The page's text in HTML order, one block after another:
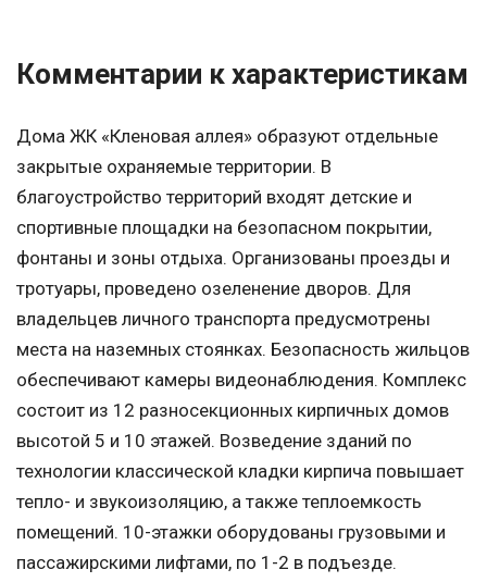
Комментарии к характеристикам
Дома ЖК «Кленовая аллея» образуют отдельные
закрытые охраняемые территории. В
благоустройство территорий входят детские и
спортивные площадки на безопасном покрытии,
фонтаны и зоны отдыха. Организованы проезды и
тротуары, проведено озеленение дворов. Для
владельцев личного транспорта предусмотрены
места на наземных стоянках. Безопасность жильцов
обеспечивают камеры видеонаблюдения. Комплекс
состоит из 12 разносекционных кирпичных домов
высотой 5 и 10 этажей. Возведение зданий по
технологии классической кладки кирпича повышает
тепло- и звукоизоляцию, а также теплоемкость
помещений. 10-этажки оборудованы грузовыми и
пассажирскими лифтами, по 1-2 в подъезде.